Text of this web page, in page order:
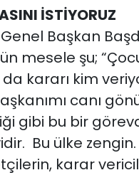
İSTİYORUZ
Başkan
mesele şu;
kararı kim
canı
gibi bu bir
Bu ülke zengin.
karar